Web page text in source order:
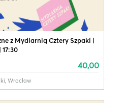
z Mydlarnią Cztery Szpaki |
17:30
40,00
, Wrocław